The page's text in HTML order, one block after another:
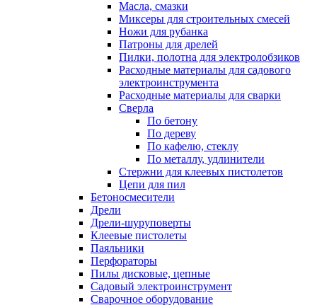
Масла, смазки
Миксеры для строительных смесей
Ножи для рубанка
Патроны для дрелей
Пилки, полотна для электролобзиков
Расходные материалы для садового
электроинструмента
Расходные материалы для сварки
Сверла
По бетону
По дереву
По кафелю, стеклу
По металлу, удлинители
Стержни для клеевых пистолетов
Цепи для пил
Бетоносмесители
Дрели
Дрели-шуруповерты
Клеевые пистолеты
Паяльники
Перфораторы
Пилы дисковые, цепные
Садовый электроинструмент
Сварочное оборудование